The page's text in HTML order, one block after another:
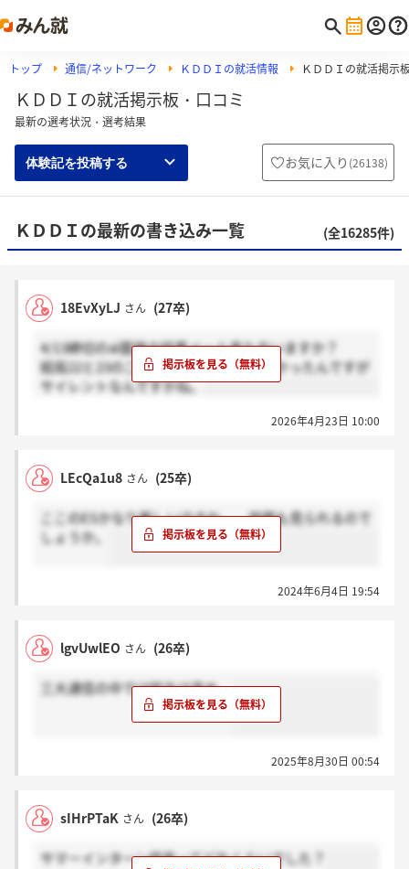
トップ 通信/ネットワーク ＫＤＤＩの就活情報 ＫＤＤＩの就活掲示
ＫＤＤＩの就活掲示板・口コミ
最新の選考状況・選考結果
体験記を投稿する お気に入り (26138)
ＫＤＤＩの最新の書き込み一覧 (全16285件)
18EvXyLJ さん (27卒)
4/13締切のai面接の結果メール来た方いますか？
結局22と23の二次面接までメール来なかったんですが
サイレントなんですかね。
2026年4月23日 10:00
LEcQa1u8 さん (25卒)
ここのESかなり厳しいですね、、学歴も見られるので
しょうか。
2024年6月4日 19:54
lgvUwlEO さん (26卒)
三大通信の中では給与は高め。
2025年8月30日 00:54
sIHrPTaK さん (26卒)
サマーインターン倍率ってどれくらいでした？